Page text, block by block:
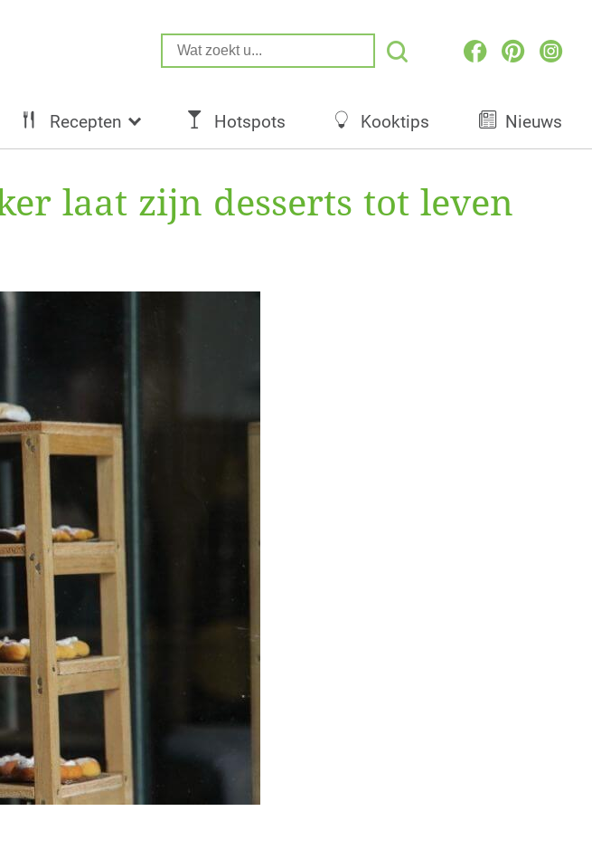
Recepten Hotspots Kooktips Nieuws
laat zijn desserts tot leven